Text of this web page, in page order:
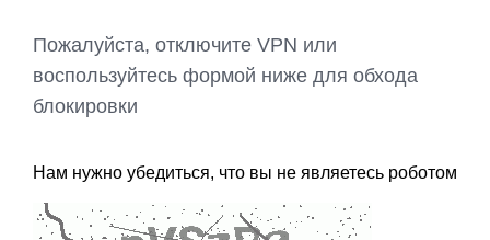
Пожалуйста, отключите VPN или
воспользуйтесь формой ниже для обхода
блокировки
Нам нужно убедиться, что вы не являетесь роботом